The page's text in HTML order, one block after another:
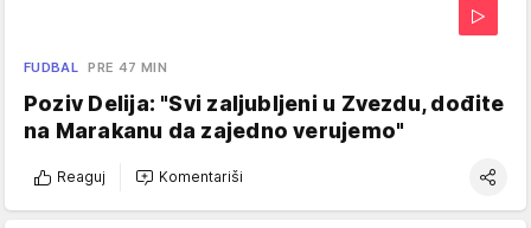
FUDBAL PRE 47 MIN
Poziv Delija: "Svi zaljubljeni u Zvezdu, dođite
na Marakanu da zajedno verujemo"
Reaguj Komentariši